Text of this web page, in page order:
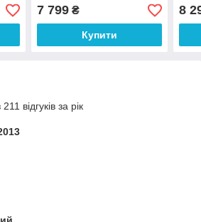
7 799₴
Купити
8
відгуків за рік